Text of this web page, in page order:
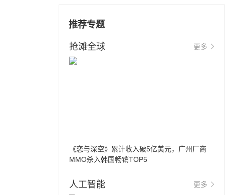
推荐专题
抢滩全球 更多
《恋与深空》累计收入破5亿美元，广州厂商
MMO杀入韩国畅销TOP5
人工智能 更多